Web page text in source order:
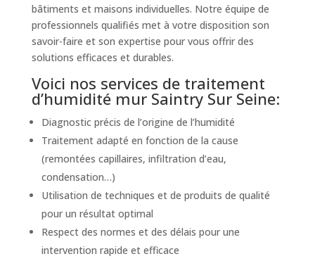
bâtiments et maisons individuelles. Notre équipe de
professionnels qualifiés met à votre disposition son
savoir-faire et son expertise pour vous offrir des
solutions efficaces et durables.
Voici nos services de traitement
d’humidité mur Saintry Sur Seine:
Diagnostic précis de l’origine de l’humidité
Traitement adapté en fonction de la cause
(remontées capillaires, infiltration d’eau,
condensation…)
Utilisation de techniques et de produits de qualité
pour un résultat optimal
Respect des normes et des délais pour une
intervention rapide et efficace